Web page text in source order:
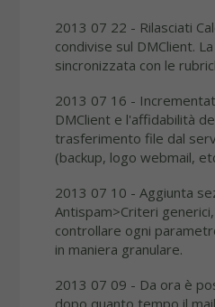
2013 07 22 - Rilasciati
condivise sul DMClient.
sincronizzata con le
2013 07 16 -
DMClient e l'affidabilità
trasferimento file dal
(backup, logo webmail,
2013 07 10 - Aggiunta
Antispam>Criteri
controllare ogni
in maniera granulare.
2013 07 09 - Da ora è